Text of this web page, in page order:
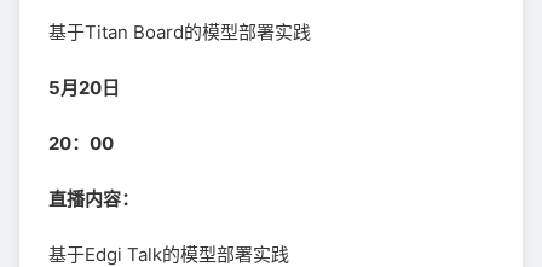
基于Titan Board的模型部署实践
5月20日
20：00
直播内容：
基于Edgi Talk的模型部署实践